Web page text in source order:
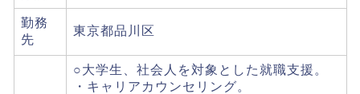
勤務
先
東京都品川区
○大学生、社会人を対象とした就職支援。
・キャリアカウンセリング。